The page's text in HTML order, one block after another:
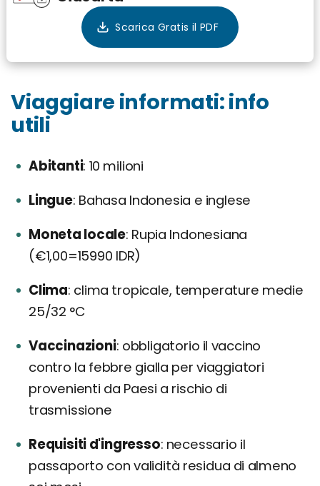
Viaggiare informati: info
utili
Abitanti 10 milioni
Lingue Bahasa Indonesia e inglese
Moneta locale Rupia Indonesiana
(€1,00=15990 IDR)
Clima clima tropicale, temperature medie
25/32 °C
Vaccinazioni obbligatorio il vaccino
contro la febbre gialla per viaggiatori
provenienti da Paesi a rischio di
trasmissione
Requisiti d'ingresso necessario il
passaporto con validità residua di almeno